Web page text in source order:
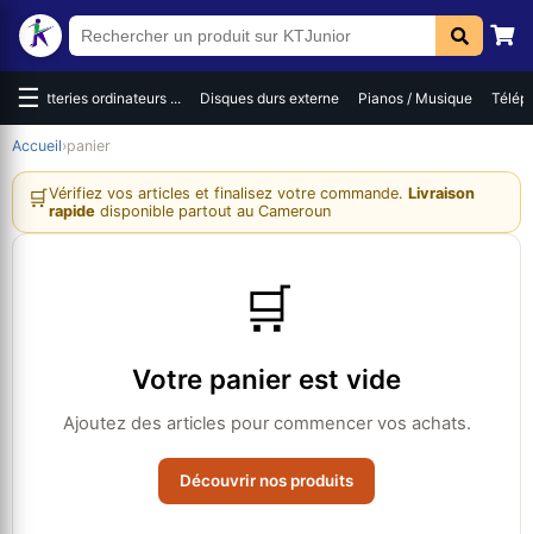
☰Batteries ordinateurs ... Disques durs externe Pianos / Musique
Accueil›panier
🛒Vérifiez vos articles et finalisez votre commande. Livraison
rapide disponible partout au Cameroun
🛒
Votre panier est vide
Ajoutez des articles pour commencer vos achats.
Découvrir nos produits